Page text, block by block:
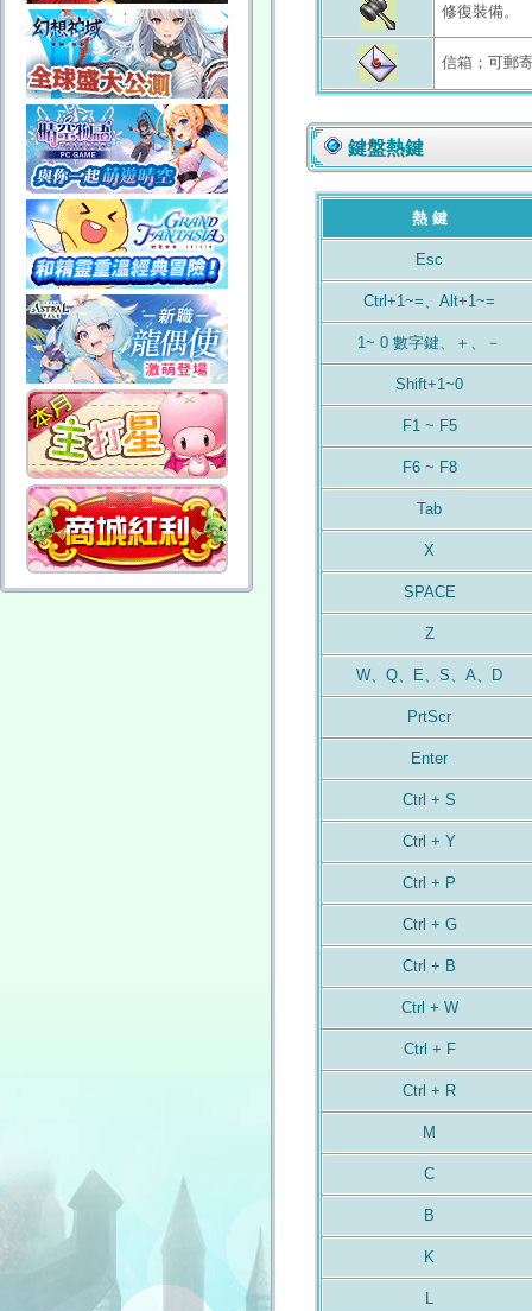
修復裝備。
信箱；可郵
鍵盤熱鍵
熱 鍵
Esc
Ctrl+1~=、Alt+1~=
1~ 0 數字鍵、＋、－
Shift+1~0
F1 ~ F5
F6 ~ F8
Tab
X
SPACE
Z
W、Q、E、S、A、D
PrtScr
Enter
Ctrl + S
Ctrl + Y
Ctrl + P
Ctrl + G
Ctrl + B
Ctrl + W
Ctrl + F
Ctrl + R
M
C
B
K
L